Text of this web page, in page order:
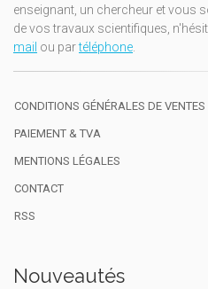
enseignant, un chercheur et vous
de vos travaux scientifiques,
mail ou partéléphone.
CONDITIONS GÉNÉRALES DE VENTES
PAIEMENT & TVA
MENTIONS LÉGALES
CONTACT
RSS
Nouveautés